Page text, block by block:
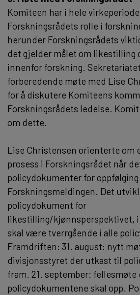
Komiteen har i hele
Forskningsrådets rolle i
herunder Forskningsrådets
det gjelder målet om likestilling
innenfor forskning.
forberedende møte med Lise
for å diskutere Komiteens
Forskningsrådets ledelse.
om dette.
Lise Christensen orienterte om
prosess i Forskningsrådet når
policydokumenter for oppfølging
Forskningsmeldingen. Det
policydokument for
likestilling/kjønnsperspektivet,
skal være tverrgående i alle
Framdriften: 31. august: nytt
divisjonsstyret der utkast til
fram. 21. september: fellesmøte
policydokumentene skal opp.